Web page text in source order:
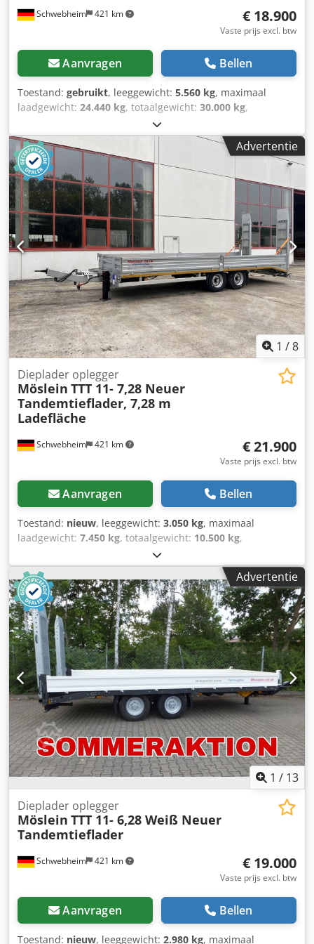
Schwebheim 421 km € 18.900
Vaste prijs excl. btw
Aanvragen Bellen
Toestand: gebruikt, leeggewicht: 5.560 kg, maximaal
laadgewicht: 24.440 kg, totaalgewicht: 30.000 kg,
, eerste registratie:
laadruimte lengte:10.500 mm, ophanging:lucht,
bandenmaten:235/75 R17,5
, soort
overbrenging:
, voorbandmaat:
achterbandmaat:
235/75 R17,5 , bestuurderscabine:overig
emissieklasse:geen, Uitrusting:
Laadoppervlaklengte ca. 10.500 mm, verkoop in opdracht, -
- drukfouten, vergissingen en wijzigingen voorbehouden,
voorbeeldafbeeldingen --, meer gegevens op: !, meer
details op: ! Codpszr R T Asfx Aitorf
Advertentie
1 /8
Schwebheim 421 km
Dieplader oplegger
Möslein TTT 11- 7,28 Neuer
Tandemtieflader, 7,28 m
Ladefläche
€ 21.900
Vaste prijs excl. btw
Aanvragen Bellen
Toestand: nieuw, leeggewicht: 3.050 kg, maximaal
laadgewicht: 7.450 kg, totaalgewicht: 10.500 kg,
, laadruimte lengte:
laadruimtebreedte:2.470 mm, ophanging:staal,
bandenmaten:235 / 75 R 17,5, wielbasis:990 mm, kleur:
overig, soort overbrenging:overig, voorbandmaat:235 / 75
R 17,5, achterbandmaat:235 / 75 R 17,5,
bestuurderscabine:overig, emissieklasse:geen, brandstof:
biodiesel , Uitrusting:ABS, luchtdrukrem, voorzijde
doorlaadbaar, laadhoogte beladen: 880 mm, 400 mm
zijborden, 16 sjorogen, insteekbare sponningen, laadvlak
achter afgeschuind, per oprijplaat ca. 2.400 mm x 520 mm,
oprijplaten met roosterprofiel, ook leverbaar met
laadvlaklengte van 5.200 mm of 6.200 mm! Drukfouten,
vergissingen en wijzigingen voorbehouden,
voorbeeldafbeeldingen. Meer gegevens op: !, Meer details:
! Cjdpfozr R Uajx Aiterf
Advertentie
1 / 13
Schwebheim 421 km
Dieplader oplegger
Möslein TTT 11- 6,28 Weiß Neuer
Tandemtieflader
€ 19.000
Vaste prijs excl. btw
Aanvragen Bellen
Toestand: nieuw, leeggewicht: 2.980 kg, maximaal